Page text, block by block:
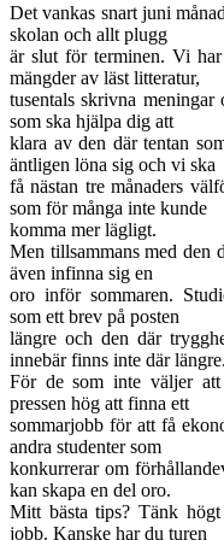
Det vankas snart juni
skolan och allt plugg
är slut för terminen. Vi har
mängder av läst litteratur,
tusentals skrivna
som ska hjälpa dig att
klara av den där tentan
äntligen löna sig och vi ska
få nästan tre månaders
som för många inte kunde
komma mer lägligt.
Men tillsammans med den
även infinna sig en
oro inför sommaren.
som ett brev på posten
längre och den där
innebär finns inte där längre.
För de som inte väljer att
pressen hög att finna ett
sommarjobb för att få
andra studenter som
konkurrerar om
kan skapa en del oro.
Mitt bästa tips? Tänk
jobb. Kanske har du turen